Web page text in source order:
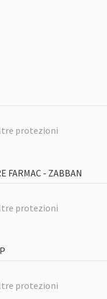
protezioni
FARMAC - ZABBAN
protezioni
protezioni